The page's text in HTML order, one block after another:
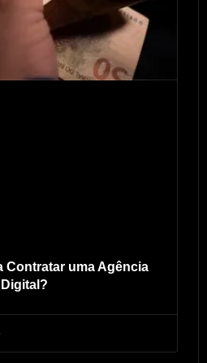
Contratar uma Agência